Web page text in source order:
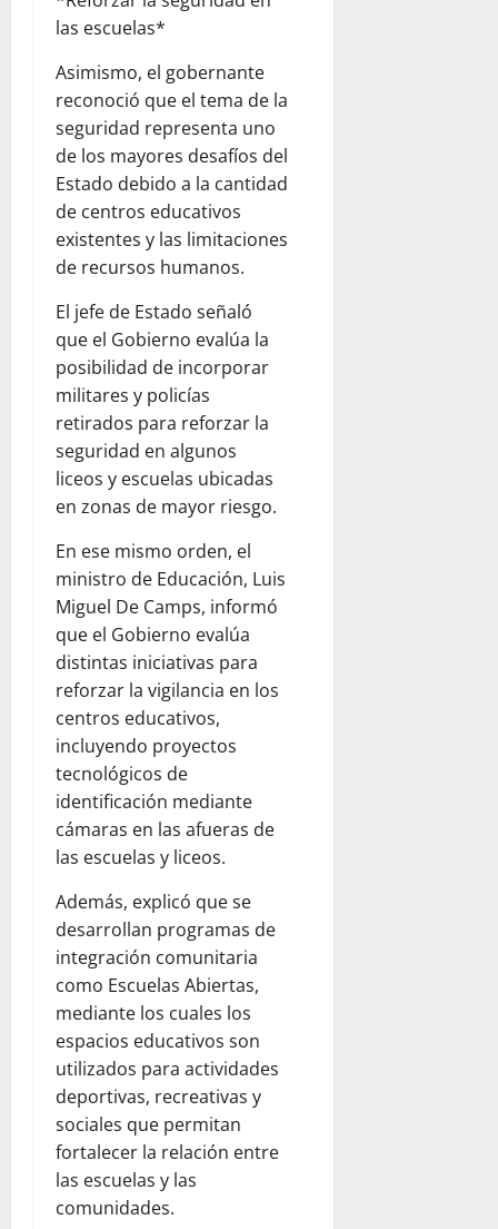
las escuelas*
Asimismo, el gobernante
reconoció que el tema de la
seguridad representa uno
de los mayores desafíos del
Estado debido a la cantidad
de centros educativos
existentes y las limitaciones
de recursos humanos.
El jefe de Estado señaló
que el Gobierno evalúa la
posibilidad de incorporar
militares y policías
retirados para reforzar la
seguridad en algunos
liceos y escuelas ubicadas
en zonas de mayor riesgo.
En ese mismo orden, el
ministro de Educación, Luis
Miguel De Camps, informó
que el Gobierno evalúa
distintas iniciativas para
reforzar la vigilancia en los
centros educativos,
incluyendo proyectos
tecnológicos de
identificación mediante
cámaras en las afueras de
las escuelas y liceos.
Además, explicó que se
desarrollan programas de
integración comunitaria
como Escuelas Abiertas,
mediante los cuales los
espacios educativos son
utilizados para actividades
deportivas, recreativas y
sociales que permitan
fortalecer la relación entre
las escuelas y las
comunidades.